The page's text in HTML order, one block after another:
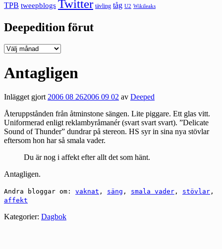
TPB tweepblogs Twitter tävling tåg U2 Wikileaks
Deepedition förut
Deepedition
Antagligen
Inlägget gjort2006 08 262006 09 02 av Deeped
Återuppstånden från åtminstone sängen. Lite piggare. Ett glas vitt.
Uniformerad enligt reklambyråmanér (svart svart svart). ”Delicate
Sound of Thunder” dundrar på stereon. HS syr in sina nya stövlar
eftersom hon har så smala vader.
Du är nog i affekt efter allt det som hänt.
Antagligen.
Andra bloggar om: vaknat , säng , smala vader , stövlar ,
affekt
Kategorier: Dagbok